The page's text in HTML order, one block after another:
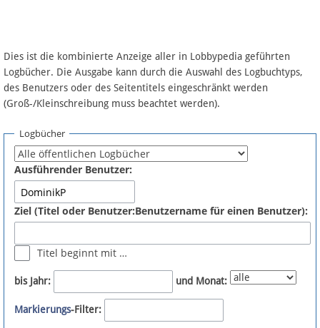
Artikel nach Kategorien
FAQ
Fördermitglied werden
Fehler melden
Newsletter
Bluesky
Dies ist die kombinierte Anzeige aller in Lobbypedia geführten
Logbücher. Die Ausgabe kann durch die Auswahl des Logbuchtyps,
des Benutzers oder des Seitentitels eingeschränkt werden
(Groß-/Kleinschreibung muss beachtet werden).
Logbücher
Ausführender Benutzer:
Ziel (Titel oder Benutzer:Benutzername für einen Benutzer):
Titel beginnt mit …
bis Jahr: und Monat:
Markierungs-Filter: